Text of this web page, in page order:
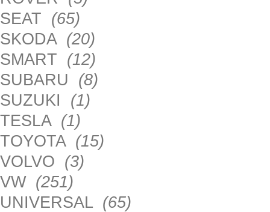
SEAT (65)
SKODA (20)
SMART (12)
SUBARU (8)
SUZUKI (1)
TESLA (1)
TOYOTA (15)
VOLVO (3)
VW (251)
UNIVERSAL (65)